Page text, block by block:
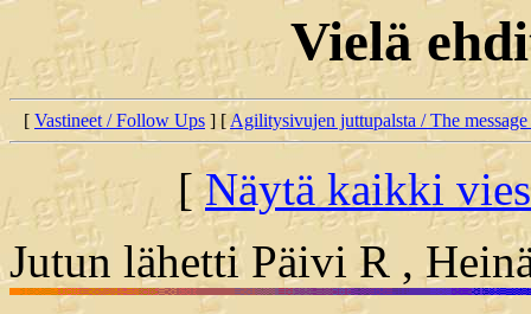
Vielä
[ Vastineet / Follow Ups ] [Agilitysivujen juttupalsta / The
[Näytä kaikki
Jutun lähetti Päivi R ,